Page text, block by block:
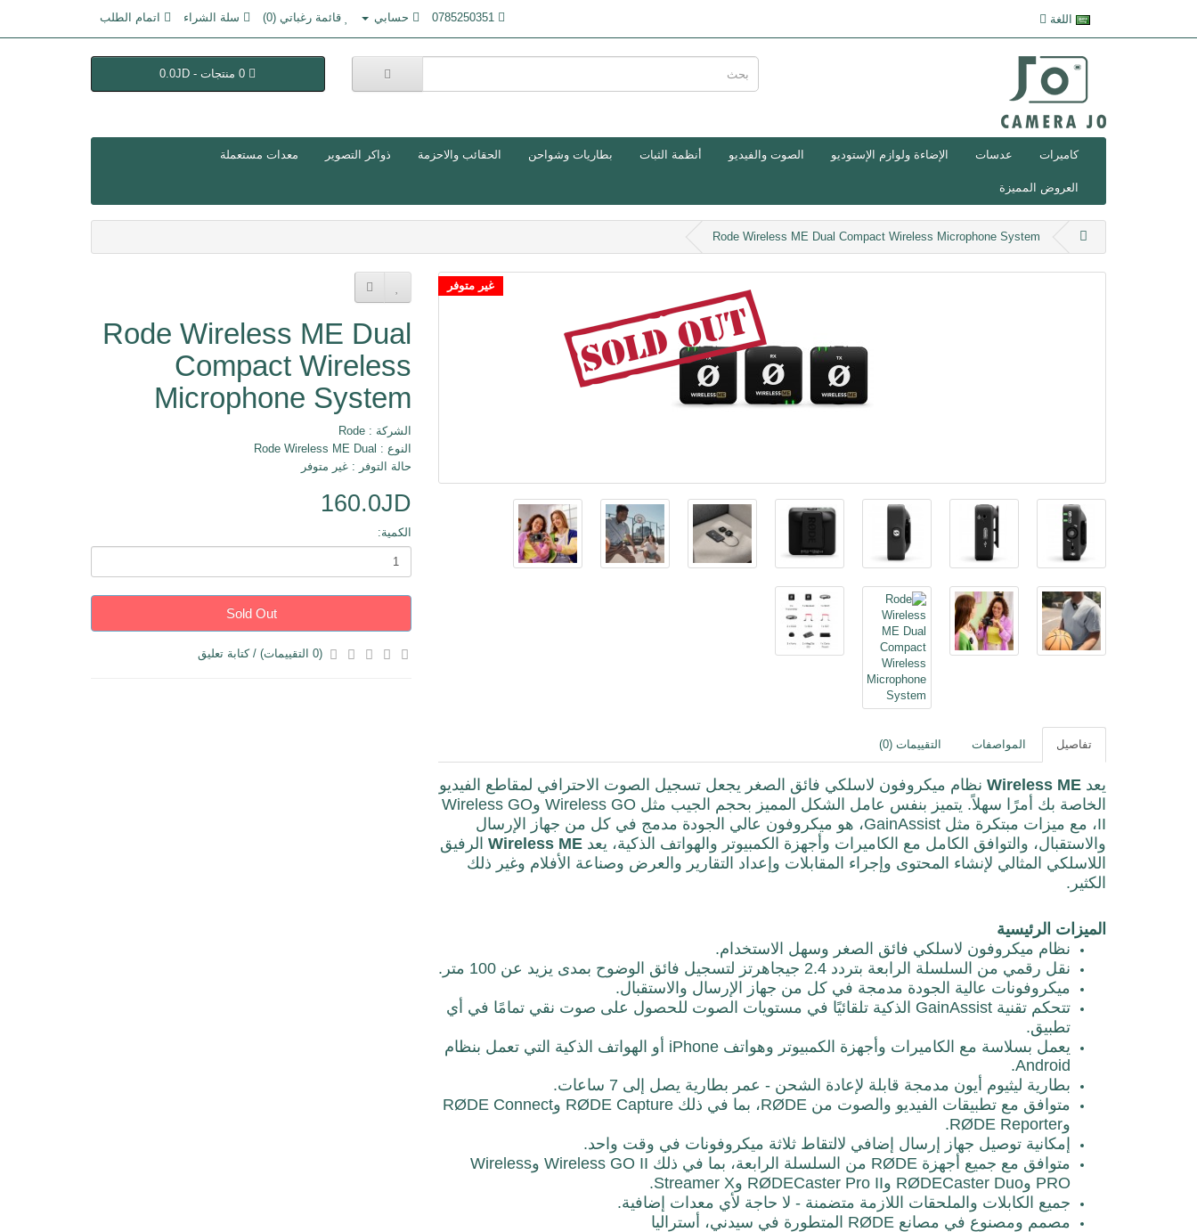
اللغة 0785250351 حسابي قائمة رغباتي (0) سلة الشراء اتمام الطلب
0 منتجات - 0.0JD
كاميرات عدسات الإضاءة ولوازم الإستوديو الصوت والفيديو أنظمة الثبات بطاريات وشواحن الحقائب والاحزمة ذواكر التصوير معدات مستعملة
العروض المميزة
Rode Wireless ME Dual Compact Wireless Microphone System
غير متوفر
تفاصيل المواصفات التقييمات (0)
يعد Wireless ME نظام ميكروفون لاسلكي فائق الصغر يجعل تسجيل الصوت الاحترافي لمقاطع الفيديو
الخاصة بك أمرًا سهلاً.
يتميز بنفس عامل الشكل المميز بحجم الجيب مثل Wireless GO وWireless GO
II، مع ميزات مبتكرة مثل GainAssist، هو ميكروفون عالي الجودة مدمج في كل من جهاز الإرسال
والاستقبال، والتوافق الكامل مع الكاميرات وأجهزة الكمبيوتر والهواتف الذكية، يعد Wireless ME الرفيق
اللاسلكي المثالي لإنشاء المحتوى وإجراء المقابلات وإعداد التقارير والعرض وصناعة الأفلام وغير ذلك
الكثير.
الميزات الرئيسية
نظام ميكروفون لاسلكي فائق الصغر وسهل الاستخدام.
نقل رقمي من السلسلة الرابعة بتردد 2.4 جيجاهرتز لتسجيل فائق الوضوح بمدى يزيد عن 100 متر.
ميكروفونات عالية الجودة مدمجة في كل من جهاز الإرسال والاستقبال.
تتحكم تقنية GainAssist الذكية تلقائيًا في مستويات الصوت للحصول على صوت نقي تمامًا في أي
تطبيق.
يعمل بسلاسة مع الكاميرات وأجهزة الكمبيوتر وهواتف iPhone أو الهواتف الذكية التي تعمل بنظام
Android.
بطارية ليثيوم أيون مدمجة قابلة لإعادة الشحن - عمر بطارية يصل إلى 7 ساعات.
متوافق مع تطبيقات الفيديو والصوت من RØDE، بما في ذلك RØDE Capture وRØDE Connect
وRØDE Reporter.
إمكانية توصيل جهاز إرسال إضافي لالتقاط ثلاثة ميكروفونات في وقت واحد.
متوافق مع جميع أجهزة RØDE من السلسلة الرابعة، بما في ذلك Wireless GO II وWireless
PRO وRØDECaster Duo وRØDECaster Pro II وStreamer X.
جميع الكابلات والملحقات اللازمة متضمنة - لا حاجة لأي معدات إضافية.
مصمم ومصنوع في مصانع RØDE المتطورة في سيدني، أستراليا
Rode Wireless ME Dual
Compact Wireless
Microphone System
الشركة : Rode
النوع : Rode Wireless ME Dual
حالة التوفر : غير متوفر
160.0JD
الكمية:
Sold Out
(0 التقييمات) /كتابة تعليق